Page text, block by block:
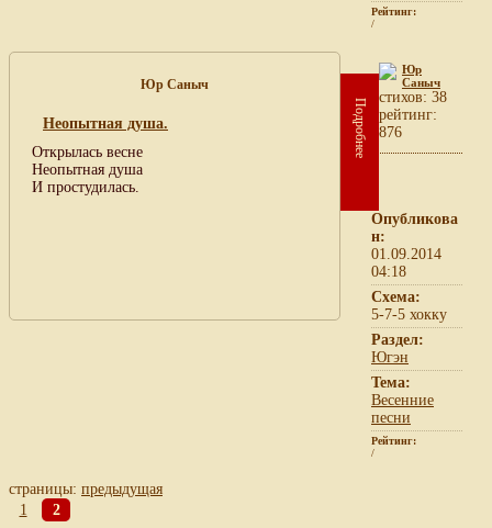
Рейтинг:
/
Юр Саныч
Неопытная душа.
Открылась весне
Неопытная душа
И простудилась.
Подробнее
Юр
Саныч
cтихов: 38
рейтинг:
876
Опубликова
н:
01.09.2014
04:18
Схема:
5-7-5 хокку
Раздел:
Югэн
Тема:
Весенние
песни
Рейтинг:
/
страницы: предыдущая
1
2